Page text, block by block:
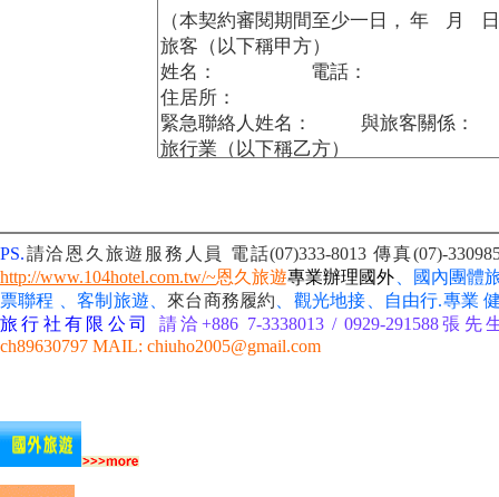
PS.請洽恩久旅遊服務人員 電話(07)333-8013傳真(07)-
http://www.104hotel.com.tw/~恩久旅遊專業辦理國外 、國內團體
票聯程 、客制旅遊、 來台商務履約 觀光地接、自由行.專業
旅行社有限公司
請洽+886 7-3338013 / 0929-291588張先
ch89630797 MAIL: chiuho2005@gmail.com